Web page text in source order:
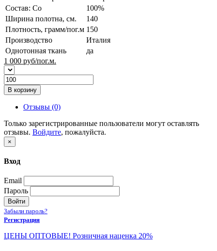
Состав: Co
100%
Ширина полотна, см.
140
Плотность, грамм/пог.м 150
Производство
Италия
Однотонная ткань
да
1 000 руб/пог.м.
В корзину
Отзывы (0)
Только зарегистрированные пользователи могут оставлять
отзывы. Войдите, пожалуйста.
×
Вход
Email
Пароль
Войти
Забыли пароль?
Регистрация
ЦЕНЫ ОПТОВЫЕ! Розничная наценка 20%